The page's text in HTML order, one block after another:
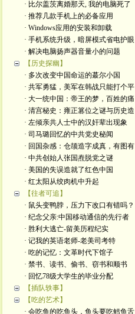
· 比尔盖茨离婚那天, 我的电脑死了
· 推荐几款手机上的必备应用
· Windows应用的安装和卸载
· 手机系统升级，暗屏模式省电护眼
· 解决电脑扬声器音量小的问题
【历史探幽】
· 多次改变中国命运的蕞尔小国
· 共军勇猛，美军在韩战只能打个平
· 大一统中国：帝王的梦，百姓的痛
· 清宫秘史：雍正篡位之谜与历史造
· 左倾亲共人士中的汉奸辈出现象
· 司马璐回忆的中共党史秘闻
· 回国杂感：仓颉造字成真，有图有
· 中共创始人张国焘脱党之谜
· 美国的失误造就了红色中国
· 红太阳从绞肉机中升起
【往者可追】
· 鼠头变鸭脖，压力下改口有错吗？
· 纪念父亲:中国移动通信的先行者
· 胜利大逃亡-留美历程纪实
· 记我的英语老师-老美司考特
· 吃的记忆：文革时代下馆子
· 禁书、读书、偷书、窃书和顺书
· 回忆78级大学生的毕业分配
【插队轶事】
【吃的艺术】
· 会吃鱼的吃鱼头，鱼头要吃鳕鱼舌